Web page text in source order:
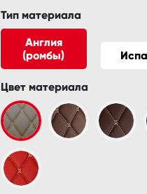
Тип материала
Англия
(ромбы)
Цвет материала